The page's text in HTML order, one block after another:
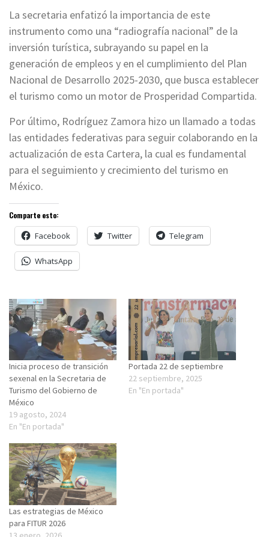
La secretaria enfatizó la importancia de este
instrumento como una “radiografía nacional” de la
inversión turística, subrayando su papel en la
generación de empleos y en el cumplimiento del Plan
Nacional de Desarrollo 2025-2030, que busca establecer
el turismo como un motor de Prosperidad Compartida.
Por último, Rodríguez Zamora hizo un llamado a todas
las entidades federativas para seguir colaborando en la
actualización de esta Cartera, la cual es fundamental
para el seguimiento y crecimiento del turismo en
México.
Comparte esto:
Facebook Twitter Telegram
WhatsApp
Inicia proceso de transición
sexenal en la Secretaria de
Turismo del Gobierno de
México
19 agosto, 2024
En "En portada"
Portada 22 de septiembre
22 septiembre, 2025
En "En portada"
Las estrategias de México
para FITUR 2026